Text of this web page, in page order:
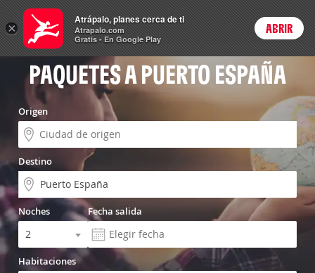
Vuelo+Hotel Login
PAQUETES A PUERTO ESPAÑA
Origen
Destino
Noches Fecha salida
Habitaciones
×
Atrápalo, planes cerca de ti
Atrapalo.com
Gratis - En Google Play
ABRIR